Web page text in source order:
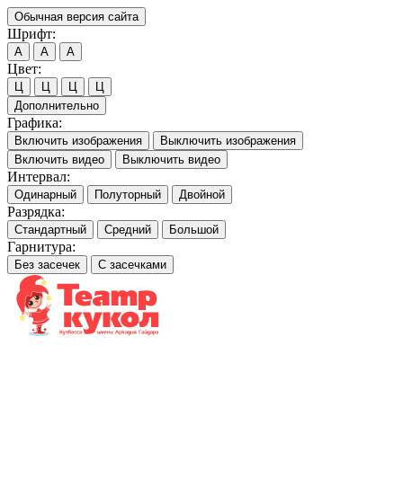
Обычная версия сайта
Шрифт:
A A A
Цвет:
Ц Ц Ц
Ц
Дополнительно
Графика:
Включить изображения
Выключить изображения
Включить видео
Выключить видео
Интервал:
Одинарный Полуторный Двойной
Разрядка:
Стандартный Средний Большой
Гарнитура:
Без засечек С засечками